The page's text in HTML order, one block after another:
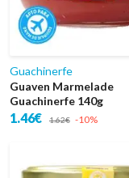
Guachinerfe
Guaven Marmelade
Guachinerfe 140g
1.46€ 1.62€ -10%